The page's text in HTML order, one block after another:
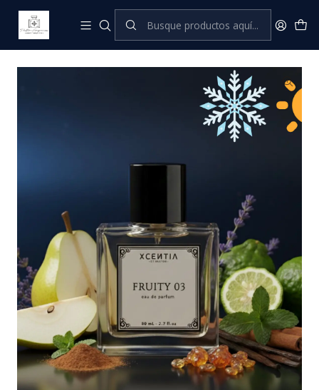
Inicio XCENTIA by Pastor Perfumes Masculinos
Fruity 03 (U' MALE)